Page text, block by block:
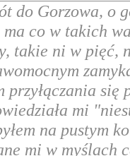
do Gorzowa, o
ma co w takich
takie ni w pięć,
przyłączania
mi
na pustym
mi w myślach